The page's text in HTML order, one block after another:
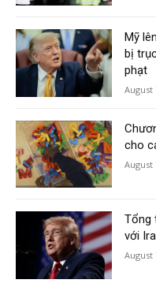
Mỹ
bị
phạt
August
cho
August
Tổng
với
August